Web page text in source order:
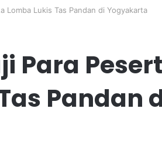
Lomba Lukis Tas Pandan di Yogyakarta
Para
Pandan